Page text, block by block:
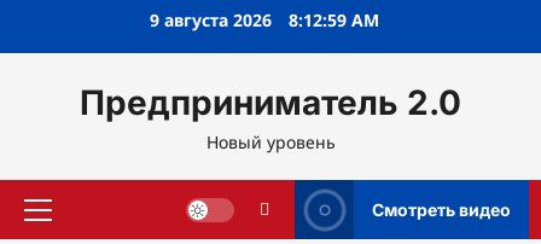
9 августа 2026 8:13:00 AM
Предприниматель 2.0
Новый уровень
Основное
Смотреть видео